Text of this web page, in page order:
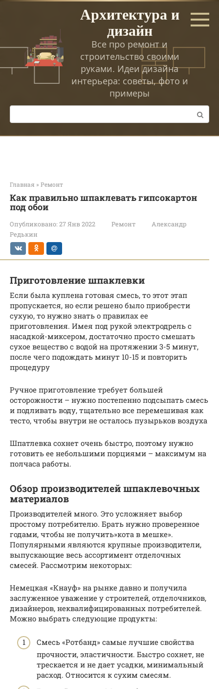
Перейти
Архитектура и
дизайн
Все про ремонт и
строительство своими
руками. Идеи дизайна
интерьера: советы, фото и
примеры
Поиск:
Главная » Ремонт
Как правильно шпаклевать гипсокартон
под обои
Опубликовано: 27 Янв 2022 Ремонт
Александр
Редькин
Приготовление шпаклевки
Если была куплена готовая смесь, то этот этап
пропускается, но если решено было приобрести
сухую, то нужно знать о правилах ее
приготовления. Имея под рукой электродрель с
насадкой-миксером, достаточно просто смешать
сухое вещество с водой на протяжении 3-5 минут,
после чего подождать минут 10-15 и повторить
процедуру
Ручное приготовление требует большей
осторожности – нужно постепенно подсыпать смесь
и подливать воду, тщательно все перемешивая как
тесто, чтобы внутри не осталось пузырьков воздуха
Шпатлевка сохнет очень быстро, поэтому нужно
готовить ее небольшими порциями – максимум на
полчаса работы.
Обзор производителей шпаклевочных
материалов
Производителей много. Это усложняет выбор
простому потребителю. Брать нужно проверенное
годами, чтобы не получить»кота в мешке».
Популярными являются крупные производители,
выпускающие весь ассортимент отделочных
смесей. Рассмотрим некоторых:
Немецкая «Кнауф» на рынке давно и получила
заслуженное уважение у строителей, отделочников,
дизайнеров, неквалифицированных потребителей.
Можно выбрать следующие продукты:
Смесь «Ротбанд» самые лучшие свойства
прочности, эластичности. Быстро сохнет, не
трескается и не дает усадки, минимальный
расход. Относится к сухим смесям.